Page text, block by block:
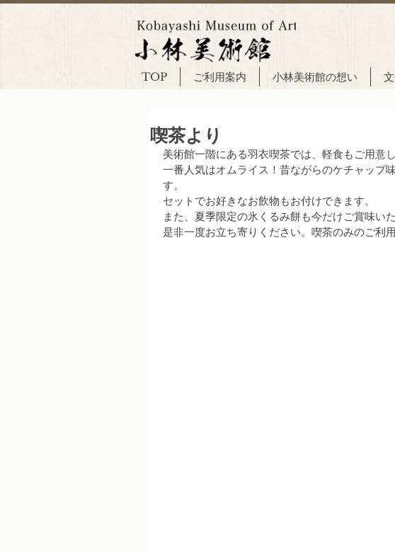
TOP ご利用案内 小林美術館の想い
喫茶より
美術館一階にある羽衣喫茶では、軽食もご用意し
一番人気はオムライス！昔ながらのケチャップ
す。
セットでお好きなお飲物もお付けできます。
また、夏季限定の氷くるみ餅も今だけご賞味い
是非一度お立ち寄りください。喫茶のみのご利